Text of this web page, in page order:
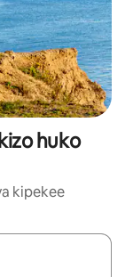
huko
kipekee
kutumia vitufe vya